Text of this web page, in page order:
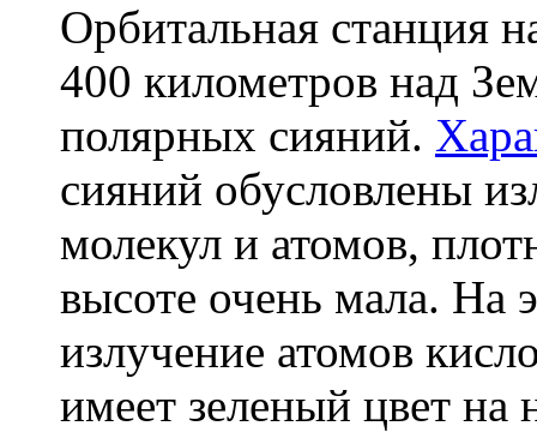
Орбитальная станция
400 километров над
полярных сияний.
сияний обусловлены
молекул и атомов,
высоте очень мала. На
излучение атомов
имеет зеленый цвет на